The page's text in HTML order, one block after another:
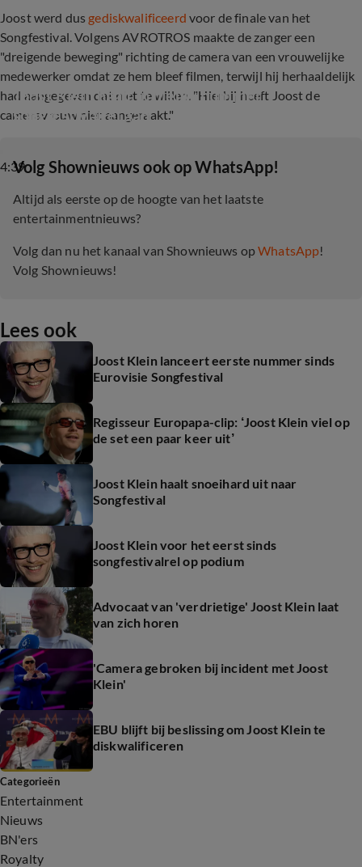
Joost werd dus gediskwalificeerd voor de finale van het
Songfestival. Volgens AVROTROS maakte de zanger een
"dreigende beweging" richting de camera van een vrouwelijke
medewerker omdat ze hem bleef filmen, terwijl hij herhaaldelijk
had aangegeven dat niet te willen. "Hierbij heeft Joost de
cameravrouw niet aangeraakt."
4:39
Joost Klein haalt in nieuw nummer
songfestivalrel aan
‎Volg Shownieuws ook op WhatsApp!
Altijd als eerste op de hoogte van het laatste
entertainmentnieuws?
Volg dan nu het kanaal van Shownieuws opWhatsApp!
Volg Shownieuws!
Lees ook
Joost Klein lanceert eerste nummer sinds
Eurovisie Songfestival
Regisseur Europapa-clip: ‘Joost Klein viel op
de set een paar keer uit’
Joost Klein haalt snoeihard uit naar
Songfestival
Joost Klein voor het eerst sinds
songfestivalrel op podium
Advocaat van 'verdrietige' Joost Klein laat
van zich horen
'Camera gebroken bij incident met Joost
Klein'
EBU blijft bij beslissing om Joost Klein te
diskwalificeren
Categorieën
Entertainment
Nieuws
BN'ers
Royalty